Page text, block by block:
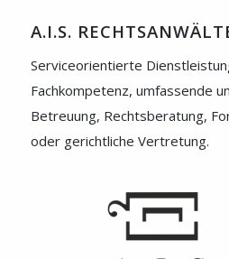
A.I.S.
Serviceorientierte
Fachkompetenz, umfassende
Betreuung, Rechtsberatung,
oder gerichtliche Vertretung.